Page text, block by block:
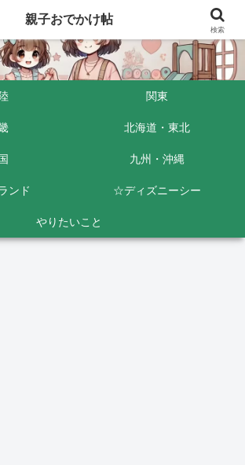
関東
北海道・東北
九州・沖縄
ンド ☆ディズニーシー
やりたいこと
親子おでかけ帖
検索